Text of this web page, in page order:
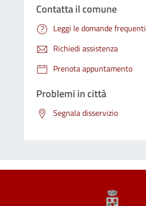
Contatta il comune
Leggi le domande frequenti
Richiedi assistenza
Prenota appuntamento
Problemi in città
Segnala disservizio